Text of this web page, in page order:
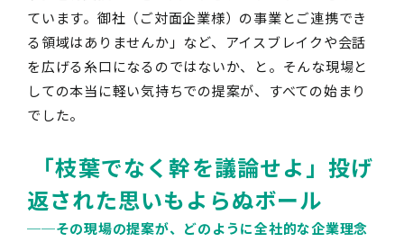
ています。御社（ご対面企業様）の事業とご連携でき
る領域はありませんか」など、アイスブレイクや会話
を広げる糸口になるのではないか、と。そんな現場と
しての本当に軽い気持ちでの提案が、すべての始まり
でした。
「枝葉でなく幹を議論せよ」投げ
返された思いもよらぬボール
──その現場の提案が、どのように全社的な企業理念